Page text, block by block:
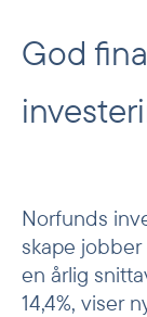
God
Norfunds
skape
en årlig
14,4%, viser